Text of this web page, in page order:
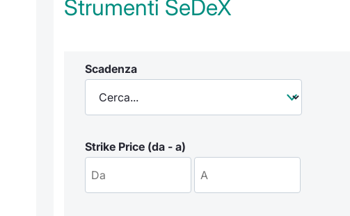
Strumenti SeDeX
Scadenza
Strike Price (da - a)